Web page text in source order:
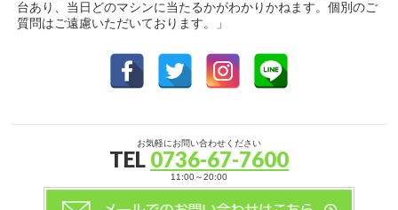
台あり、当日どのマシンに当たるかがわかりかねます。個別のご
質問はご遠慮いただいております。」
お気軽にお問い合わせください
TEL 0736-67-7600
11:00～20:00